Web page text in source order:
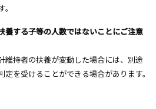
養する子等の人数ではないことにご注意
維持者の扶養が変動した場合には、別途
を受けることができる場合があります。